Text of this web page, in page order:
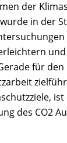
der
in der
für den
ist
des CO2